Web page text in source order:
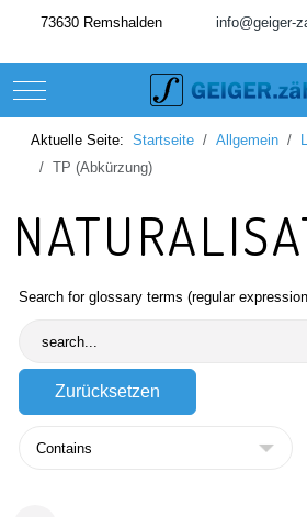
73630 Remshalden info@geiger-
Mobile Menu Toggle
Aktuelle Seite: Startseite Allgemein
TP (Abkürzung)
Search for glossary terms (regular